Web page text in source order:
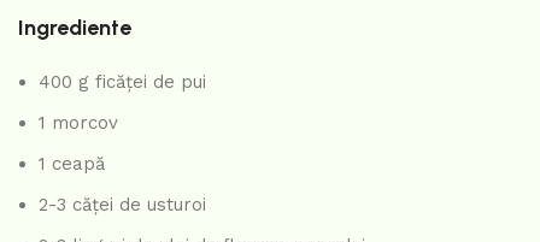
Ingrediente
400 g ficăței de pui
1 morcov
1 ceapă
2-3 căței de usturoi